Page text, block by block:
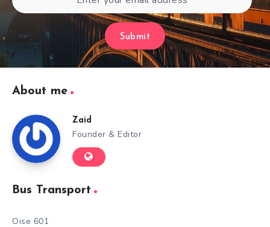
Submit
About me
Zaid
Founder & Editor
Bus Transport
Oise 601